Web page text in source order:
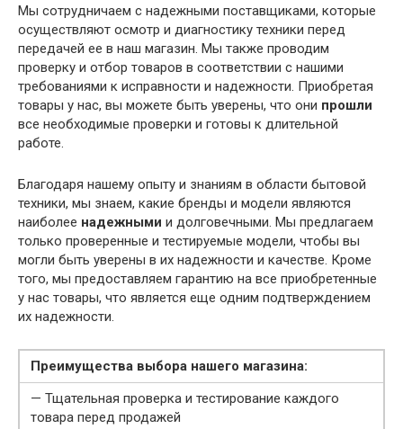
Мы сотрудничаем с надежными поставщиками, которые
осуществляют осмотр и диагностику техники перед
передачей ее в наш магазин. Мы также проводим
проверку и отбор товаров в соответствии с нашими
требованиями к исправности и надежности. Приобретая
товары у нас, вы можете быть уверены, что они прошли
все необходимые проверки и готовы к длительной
работе.
Благодаря нашему опыту и знаниям в области бытовой
техники, мы знаем, какие бренды и модели являются
наиболее надежными и долговечными. Мы предлагаем
только проверенные и тестируемые модели, чтобы вы
могли быть уверены в их надежности и качестве. Кроме
того, мы предоставляем гарантию на все приобретенные
у нас товары, что является еще одним подтверждением
их надежности.
Преимущества выбора нашего магазина:
— Тщательная проверка и тестирование каждого
товара перед продажей